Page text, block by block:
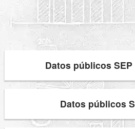
Datos públicos
Datos públicos